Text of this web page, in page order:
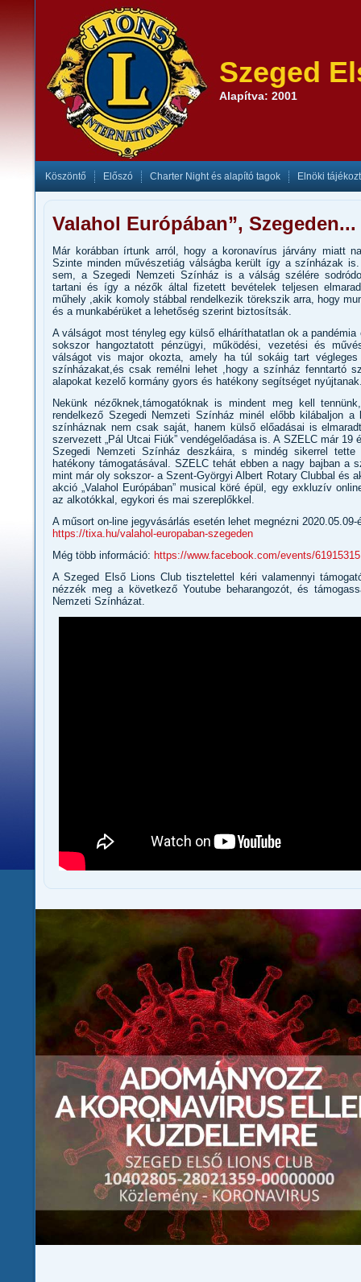
Szeged
Alapítva: 2001
Köszöntő Előszó Charter Night és alapító tagok Elnöki
Valahol Európában”, Szegeden...
Már korábban írtunk arról, hogy a koronavírus járvány miatt
Szinte minden művészetiág válságba került így a színházak
sem, a Szegedi Nemzeti Színház is a válság szélére
tartani és így a nézők által fizetett bevételek teljesen
műhely ,akik komoly stábbal rendelkezik törekszik arra, hogy
és a munkabérüket a lehetőség szerint biztosítsák.
A válságot most tényleg egy külső elháríthatatlan ok a
sokszor hangoztatott pénzügyi, működési, vezetési és
válságot vis major okozta, amely ha túl sokáig tart végleges
színházakat,és csak remélni lehet ,hogy a színház fenntartó
alapokat kezelő kormány gyors és hatékony segítséget
Nekünk nézőknek,támogatóknak is mindent meg kell
rendelkező Szegedi Nemzeti Színház minél előbb kilábaljon
színháznak nem csak saját, hanem külső előadásai is
szervezett „Pál Utcai Fiúk” vendégelőadása is. A SZELC már 19
Szegedi Nemzeti Színház deszkáira, s mindég sikerrel
hatékony támogatásával. SZELC tehát ebben a nagy bajban a
mint már oly sokszor- a Szent-Györgyi Albert Rotary Clubbal és
akció „Valahol Európában” musical köré épül, egy exkluzív
az alkotókkal, egykori és mai szereplőkkel.
A műsort on-line jegyvásárlás esetén lehet megnézni
https://tixa.hu/valahol-europaban-szegeden
Még több információ: https://www.facebook.com/events/
A Szeged Első Lions Club tisztelettel kéri valamennyi
nézzék meg a következő Youtube beharangozót, és
Nemzeti Színházat.